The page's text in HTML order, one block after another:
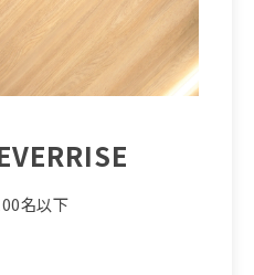
名以下